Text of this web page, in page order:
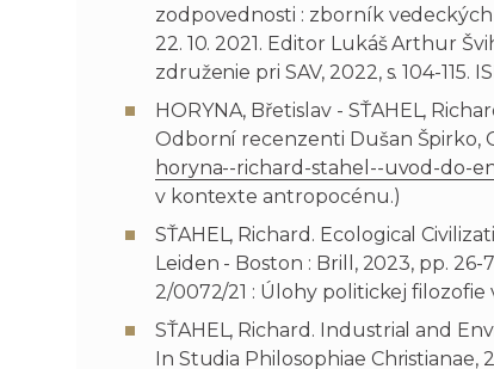
zodpovednosti : zborník
22. 10. 2021. Editor Lukáš Arthur
združenie pri SAV, 2022, s. 104-
HORYNA, Břetislav - SŤAHEL,
Odborní recenzenti Dušan Špirko,
horyna--richard-stahel--uvod-do-
v kontexte antropocénu.)
SŤAHEL, Richard. Ecological
Leiden - Boston : Brill, 2023, pp.
2/0072/21 : Úlohy politickej
SŤAHEL, Richard. Industrial and
In Studia Philosophiae Christianae,